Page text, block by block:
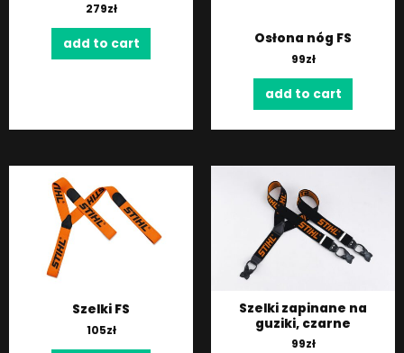
279zł
add to cart Osłona nóg FS
99zł
add to cart
Szelki FS
105zł
Szelki zapinane na
guziki, czarne
99zł